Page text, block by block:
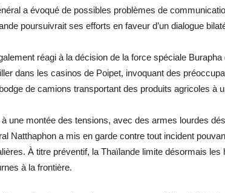
a évoqué de possibles problèmes de
poursuivrait ses efforts en faveur d’un dialogue
réagi à la décision de la force spéciale
dans les casinos de Poipet, invoquant des
de camions transportant des produits agricoles à
à une montée des tensions, avec des armes lourdes
Natthaphon a mis en garde contre tout incident
À titre préventif, la Thaïlande limite désormais
à la frontière.